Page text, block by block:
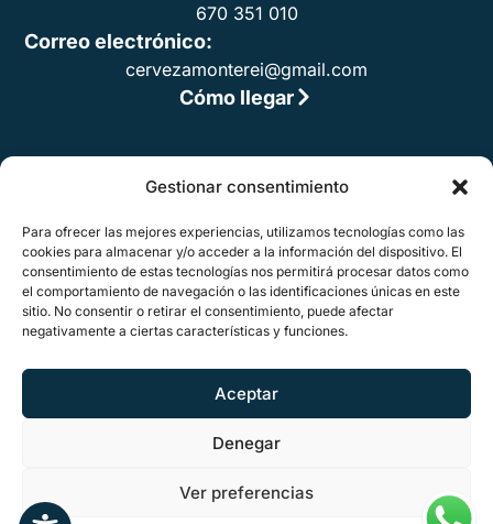
Gestionar consentimiento
Para ofrecer las mejores experiencias, utilizamos tecnologías como las
cookies para almacenar y/o acceder a la información del dispositivo. El
consentimiento de estas tecnologías nos permitirá procesar datos como
el comportamiento de navegación o las identificaciones únicas en este
sitio. No consentir o retirar el consentimiento, puede afectar
negativamente a ciertas características y funciones.
Aceptar
Denegar
Ver preferencias
670 351 010
Correo electrónico:
cervezamonterei@gmail.com
Cómo llegar
Aviso legal
Accesibilidad
Política de privacidad